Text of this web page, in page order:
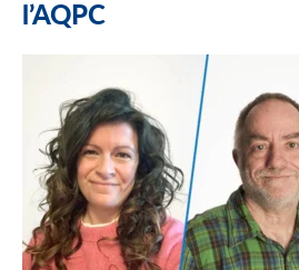
l’AQPC